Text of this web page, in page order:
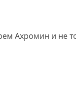
Ахромин и не